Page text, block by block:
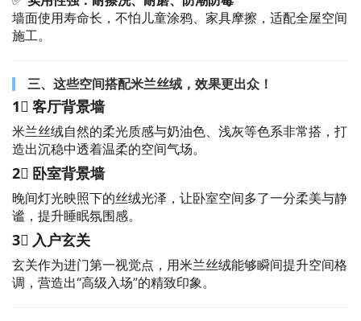
墙面使用寿命长，不怕儿童涂鸦、家具摩擦，适配全屋空间
施工。
三、这些空间搭配米兰丝绒，效果更出众！
1⃣ 客厅背景墙
米兰丝绒自然的柔光质感与奶油色、浅灰等色系非常搭，打
造出沉稳中透着温柔的空间气场。
2⃣ 卧室背景墙
晚间灯光映照下的丝绒光泽，让卧室空间多了一分柔美与静
谧，提升睡眠氛围感。
3⃣ 入户玄关
玄关作为进门第一视觉点，用米兰丝绒能够瞬间提升空间格
调，营造出“高级入场”的精致印象。